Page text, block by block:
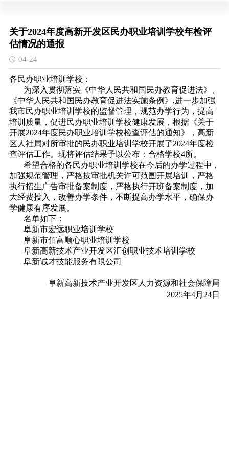
关于2024年度高新开发区民办职业培训学校年检评
估情况的通报
04-24
各民办职业培训学校：
为深入贯彻落实《中华人民共和国民办教育促进法》、
《中华人民共和国民办教育促进法实施条例》,进一步加强
我市民办职业培训学校的监督管理，规范办学行为，提高
培训质量，促进民办职业培训学校健康发展，根据《关于
开展2024年度民办职业培训学校检查评估的通知》，高新
区人社局对所审批的民办职业培训学校开展了2024年度检
查评估工作。现将评估结果予以公布：合格学校4所。
希望合格的各民办职业培训学校在今后的办学过程中，
加强规范管理，严格按审批机关许可范围开展培训，严格
执行招生广告审批备案制度，严格执行开班备案制度，加
大经费投入，改善办学条件，不断提高办学水平，确保办
学健康有序发展。
名单如下：
阜新市宏远职业培训学校
阜新市佰富顺心职业培训学校
阜新高新技术产业开发区汇创职业技术培训学校
阜新诚才技能服务有限公司
阜新高新技术产业开发区人力资源和社会保障局
2025年4月24日